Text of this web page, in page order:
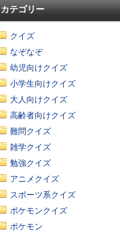
カテゴリー
クイズ
なぞなぞ
幼児向けクイズ
小学生向けクイズ
大人向けクイズ
高齢者向けクイズ
難問クイズ
雑学クイズ
勉強クイズ
アニメクイズ
スポーツ系クイズ
ポケモンクイズ
ポケモン